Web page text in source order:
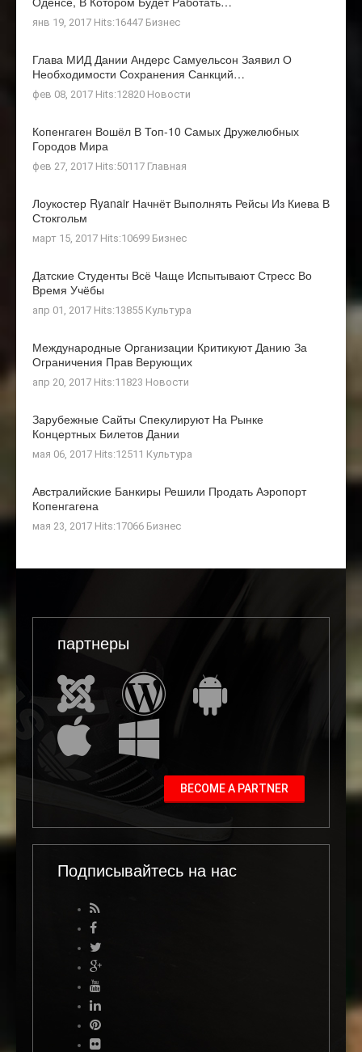
янв 19, 2017 Hits:16447 Бизнес
Глава МИД Дании Андерс Самуельсон Заявил О
Необходимости Сохранения Санкций…
фев 08, 2017 Hits:12820 Новости
Копенгаген Вошёл В Топ-10 Самых Дружелюбных
Городов Мира
фев 27, 2017 Hits:50117 Главная
Лоукостер Ryanair Начнёт Выполнять Рейсы Из Киева В
Стокгольм
март 15, 2017 Hits:10699 Бизнес
Датские Студенты Всё Чаще Испытывают Стресс Во
Время Учёбы
апр 01, 2017 Hits:13855 Культура
Международные Организации Критикуют Данию За
Ограничения Прав Верующих
апр 20, 2017 Hits:11823 Новости
Зарубежные Сайты Спекулируют На Рынке
Концертных Билетов Дании
мая 06, 2017 Hits:12511 Культура
Австралийские Банкиры Решили Продать Аэропорт
Копенгагена
мая 23, 2017 Hits:17066 Бизнес
партнеры
BECOME A PARTNER
Подписывайтесь на нас